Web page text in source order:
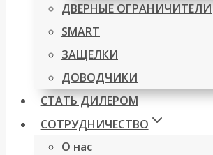
ДВЕРНЫЕ ОГРАНИЧИТЕЛИ
SMART
ЗАЩЕЛКИ
ДОВОДЧИКИ
СТАТЬ ДИЛЕРОМ
СОТРУДНИЧЕСТВО
О нас